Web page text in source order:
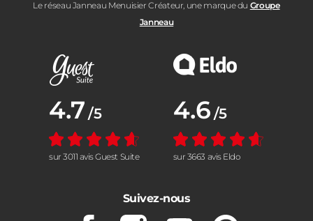
Le réseau Janneau Menuisier Créateur, une marque du Groupe
Janneau
Note moyenne :
4.7 /5
sur 3011 avis Guest Suite
Note moyenne :
4.6 /5
sur 3663 avis Eldo
Suivez-nous